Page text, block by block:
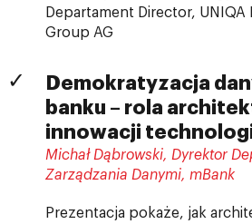
Departament Director, UNIQA
Group AG
Demokratyzacja
banku – rola
innowacji
Michał Dąbrowski, Dyrektor
Zarządzania Danymi, mBank
Prezentacja pokaże, jak